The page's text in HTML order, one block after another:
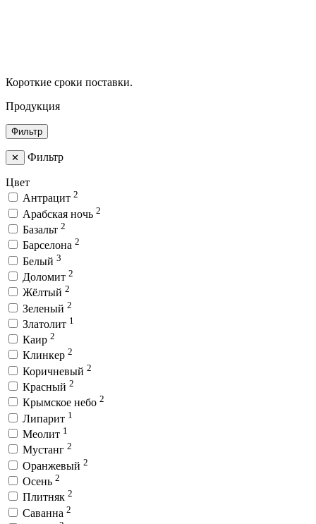
Короткие сроки поставки.
Продукция
Фильтр
✕ Фильтр
Цвет
Антрацит 2
Арабская ночь 2
Базальт 2
Барселона 2
Белый 3
Доломит 2
Жёлтый 2
Зеленый 2
Златолит 1
Каир 2
Клинкер 2
Коричневый 2
Красный 2
Крымское небо 2
Липарит 1
Меолит 1
Мустанг 2
Оранжевый 2
Осень 2
Плитняк 2
Саванна 2